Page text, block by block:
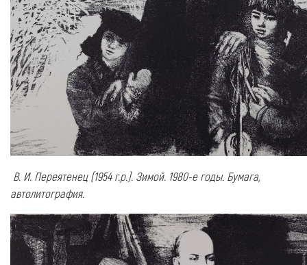
В. И. Переятенец (1954 г.р.). Зимой. 1980-е годы. Бумага,
автолитография.